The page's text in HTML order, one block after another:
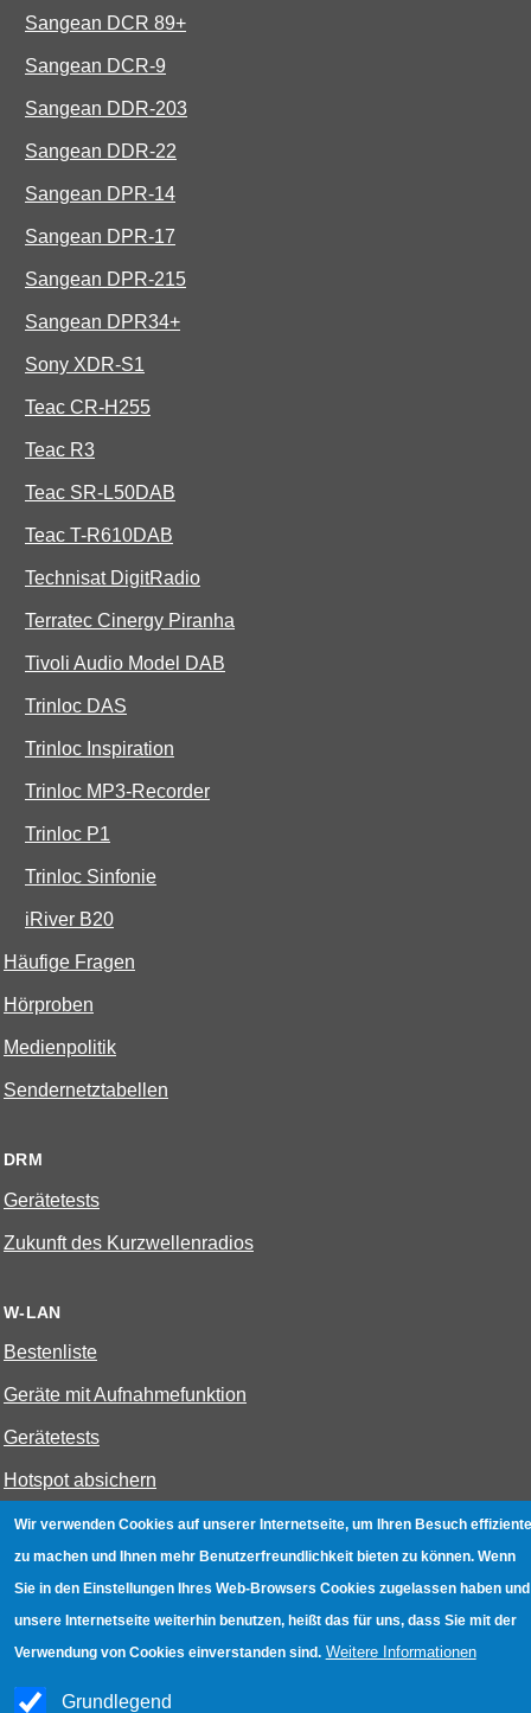
Sangean DCR 89+
Sangean DCR-9
Sangean DDR-203
Sangean DDR-22
Sangean DPR-14
Sangean DPR-17
Sangean DPR-215
Sangean DPR34+
Sony XDR-S1
Teac CR-H255
Teac R3
Teac SR-L50DAB
Teac T-R610DAB
Technisat DigitRadio
Terratec Cinergy Piranha
Tivoli Audio Model DAB
Trinloc DAS
Trinloc Inspiration
Trinloc MP3-Recorder
Trinloc P1
Trinloc Sinfonie
iRiver B20
Häufige Fragen
Hörproben
Medienpolitik
Sendernetztabellen
DRM
Gerätetests
Zukunft des Kurzwellenradios
W-LAN
Bestenliste
Geräte mit Aufnahmefunktion
Gerätetests
Hotspot absichern
WLAN-Testbuch
Datenschutz|Impressum|Kontakt
Wir verwenden Cookies auf unserer Internetseite, um Ihren Besuch
zu machen und Ihnen mehr Benutzerfreundlichkeit bieten zu können. Wenn
Sie in den Einstellungen Ihres Web-Browsers Cookies zugelassen haben und
unsere Internetseite weiterhin benutzen, heißt das für uns, dass Sie mit der
Verwendung von Cookies einverstanden sind. Weitere Informationen
Grundlegend